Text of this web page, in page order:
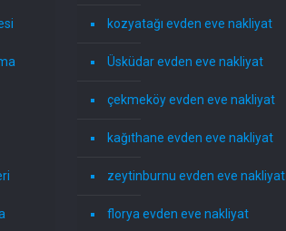
kozyatağı evden eve nakliyat
Üsküdar evden eve nakliyat
çekmeköy evden eve nakliyat
kağıthane evden eve nakliyat
zeytinburnu evden eve nakliyat
florya evden eve nakliyat